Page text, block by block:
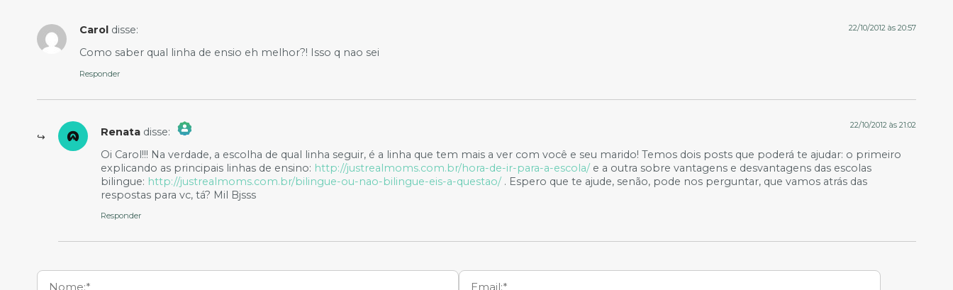
Carol disse: 22/10/2012 às 20:57
Como saber qual linha de ensio eh melhor?! Isso q nao sei
Responder
Renata disse:
The Real Person Badge!
Anti-Spam by CleanTalk
22/10/2012 às 21:02
Oi Carol!!! Na verdade, a escolha de qual linha seguir, é a linha que tem mais a ver com você e seu marido! Temos dois posts que poderá te ajudar: o primeiro
explicando as principais linhas de ensino: http://justrealmoms.com.br/hora-de-ir-para-a-escola/ e a outra sobre vantagens e desvantagens das escolas
bilingue: http://justrealmoms.com.br/bilingue-ou-nao-bilingue-eis-a-questao/ . Espero que te ajude, senão, pode nos perguntar, que vamos atrás das
respostas para vc, tá? Mil Bjsss
Responder